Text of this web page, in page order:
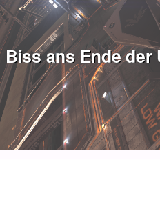
Biss ans Ende der